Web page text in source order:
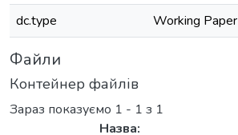
dc.type
Working Paper
Файли
Контейнер файлів
Зараз показуємо 1 - 1 з 1
Назва: